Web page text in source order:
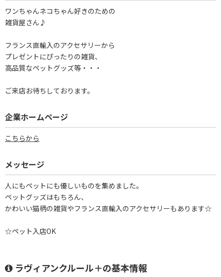
ワンちゃんネコちゃん好きのための
雑貨屋さん♪
フランス直輸入のアクセサリーから
プレゼントにぴったりの雑貨、
高品質なペットグッズ等・・・
ご来店お待ちしております。
企業ホームページ
こちらから
メッセージ
人にもペットにも優しいものを集めました。
ペットグッズはもちろん、
かわいい猫柄の雑貨やフランス直輸入のアクセサリーもあります☆
☆ペット入店OK
ラヴィアンクルール＋の基本情報